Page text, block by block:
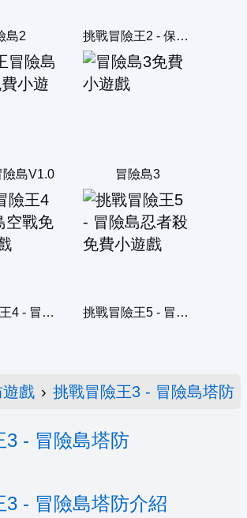
島2 挑戰冒險王2 - 保衛冒險島雙人版
島V1.0 冒險島3
挑戰冒險王4 - 冒險島空戰 挑戰冒險王5 - 冒險島忍者殺
戲 › 挑戰冒險王3 - 冒險島塔防
3 - 冒險島塔防
3 - 冒險島塔防介紹